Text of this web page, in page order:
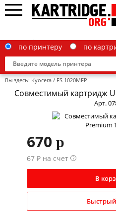
Canon
Epson
HP
IBM
по принтеру по
Вы здесь: Kyocera / FS 1020MFP
Совместимый картридж
Арт.
670 p
67 ₽ на счет ?
В